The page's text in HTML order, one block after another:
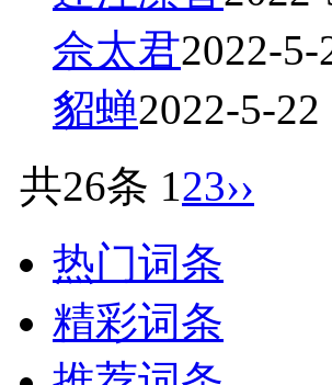
佘太君2022-5-
貂蝉2022-5-22
共26条 123››
热门词条
精彩词条